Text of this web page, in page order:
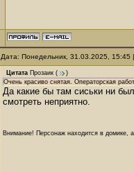
Дата: Понедельник, 31.03.2025,
Цитата Прозаик (
)
Очень красиво снятая. Операторская
Да какие бы там сиськи ни
смотреть неприятно.
Внимание! Персонаж находится в домике,